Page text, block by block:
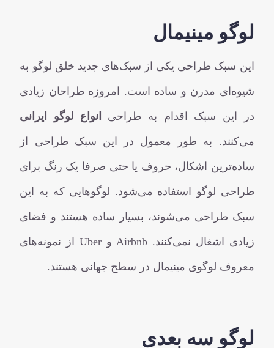
لوگو مینیمال
این سبک طراحی یکی از سبک‌های جدید خلق لوگو به
شیوه‌ای مدرن و ساده است. امروزه طراحان زیادی
در این سبک اقدام به طراحی انواع لوگو ایرانی
می‌کنند. به طور معمول در این سبک طراحی از
ساده‌ترین اشکال، حروف یا حتی صرفا یک رنگ برای
طراحی لوگو استفاده می‌شود. لوگوهایی که به این
سبک طراحی می‌شوند، بسیار ساده هستند و فضای
زیادی اشغال نمی‌کنند. Airbnb و Uber از نمونه‌های
معروف لوگوی مینیمال در سطح جهانی هستند.
لوگو سه بعدی